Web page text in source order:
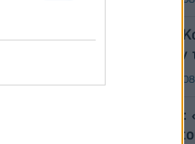
το
Πειραιάς:
07/08/2026 -
Χρ.
το μήκος